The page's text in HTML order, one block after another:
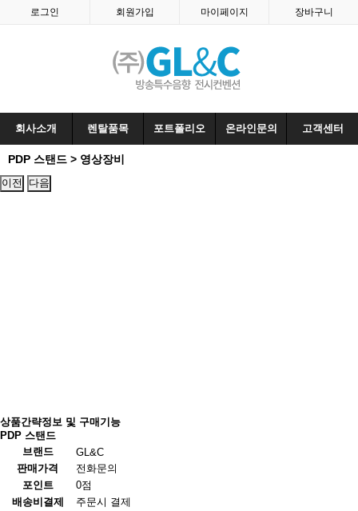
로그인 회원가입 마이페이지 장바구니
회사소개 렌탈품목 포트폴리오 온라인문의 고객센터
PDP 스탠드 > 영상장비
이전 다음
상품간략정보 및 구매기능
PDP 스탠드
브랜드
GL&C
판매가격
전화문의
포인트
0점
배송비결제
주문시 결제